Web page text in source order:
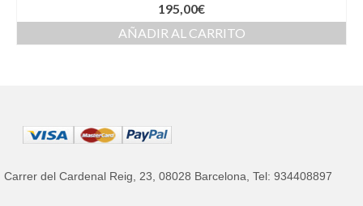
195,00€
AÑADIR AL CARRITO
Carrer del Cardenal Reig, 23, 08028 Barcelona, Tel: 934408897